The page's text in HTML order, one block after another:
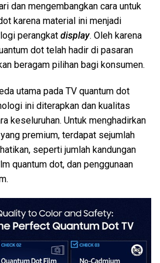
dan mengembangkan cara untuk
karena material ini menjadi
perangkat display. Oleh karena
dot telah hadir di pasaran
beragam pilihan bagi konsumen.
utama pada TV quantum dot
ini diterapkan dan kualitas
keseluruhan. Untuk menghadirkan
premium, terdapat sejumlah
seperti jumlah kandungan
quantum dot, dan penggunaan